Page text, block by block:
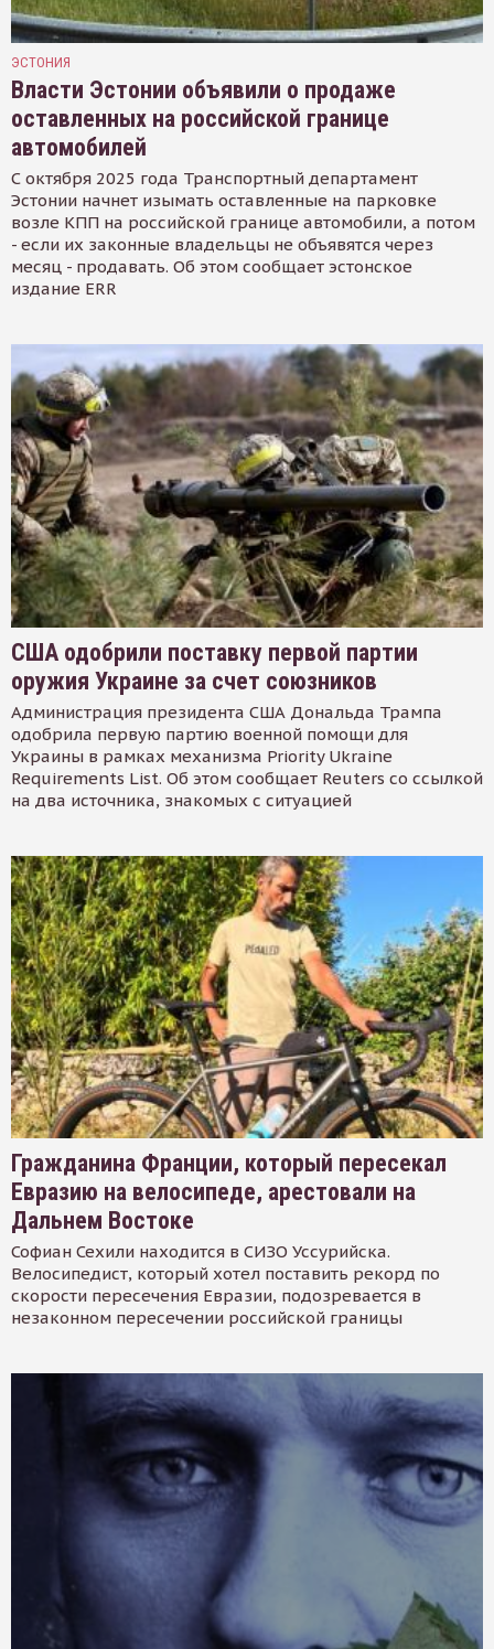
ЭСТОНИЯ
Власти Эстонии объявили о продаже
оставленных на российской границе
автомобилей
С октября 2025 года Транспортный департамент
Эстонии начнет изымать оставленные на парковке
возле КПП на российской границе автомобили, а потом
- если их законные владельцы не объявятся через
месяц - продавать. Об этом сообщает эстонское
издание ERR
США одобрили поставку первой партии
оружия Украине за счет союзников
Администрация президента США Дональда Трампа
одобрила первую партию военной помощи для
Украины в рамках механизма Priority Ukraine
Requirements List. Об этом сообщает Reuters со ссылкой
на два источника, знакомых с ситуацией
Гражданина Франции, который пересекал
Евразию на велосипеде, арестовали на
Дальнем Востоке
Софиан Сехили находится в СИЗО Уссурийска.
Велосипедист, который хотел поставить рекорд по
скорости пересечения Евразии, подозревается в
незаконном пересечении российской границы